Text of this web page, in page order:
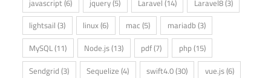
javascript(6) jquery(5) Laravel (14) Laravel8(3)
lightsail (3) linux(6) mac (5) mariadb (3)
MySQL(11) Node.js(13) pdf(7) php(15)
Sendgrid (3) Sequelize (4) swift4.0(30) vue.js(6)